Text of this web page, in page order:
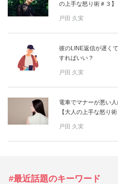
の上手な怒り術＃３】
戸田 久実
彼のLINE返信が遅く
すればいい？
戸田 久実
電車でマナーが悪い
【大人の上手な怒り術
戸田 久実
#最近話題のキーワード